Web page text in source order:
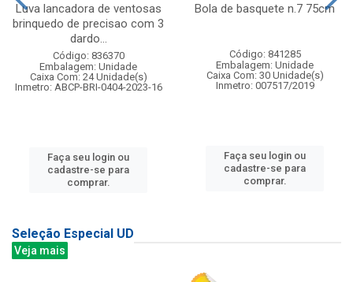
Luva lancadora de ventosas
brinquedo de precisao com 3
dardo...
Código: 836370
Embalagem: Unidade
Caixa Com: 24 Unidade(s)
Inmetro: ABCP-BRI-0404-2023-16
Faça seu login ou
cadastre-se para
comprar.
Bola de basquete n.7 75cm
Código: 841285
Embalagem: Unidade
Caixa Com: 30 Unidade(s)
Inmetro: 007517/2019
Faça seu login ou
cadastre-se para
comprar.
Seleção Especial UD
Veja mais